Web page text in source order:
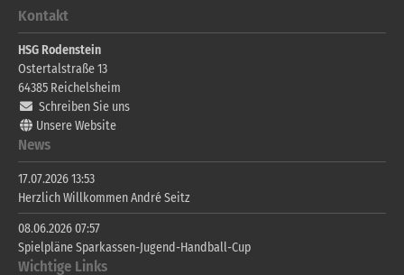
Kontakt
HSG Rodenstein
Ostertalstraße 13
64385 Reichelsheim
Schreiben Sie uns
Unsere Website
News
17.07.2026 13:53
Herzlich Willkommen André Seitz
08.06.2026 07:57
Spielpläne Sparkassen-Jugend-Handball-Cup
Wichtige Links